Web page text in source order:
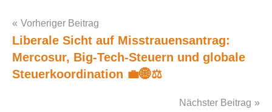
Post
navigation
Vorheriger Beitrag
Liberale Sicht auf Misstrauensantrag:
Mercosur, Big-Tech-Steuern und globale
Steuerkoordination 💼🌐⚖️
Nächster Beitrag